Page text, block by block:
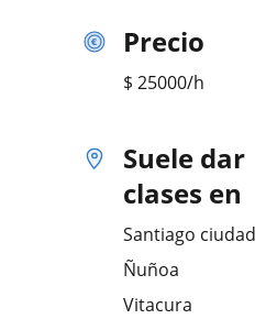
Precio
$ 25000/h
Suele dar
clases en
Santiago ciudad
Ñuñoa
Vitacura